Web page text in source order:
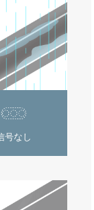
号なし